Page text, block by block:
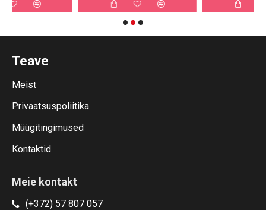
Teave
Meist
Privaatsuspoliitika
Müügitingimused
Kontaktid
Meie kontakt
(+372) 57 807 057